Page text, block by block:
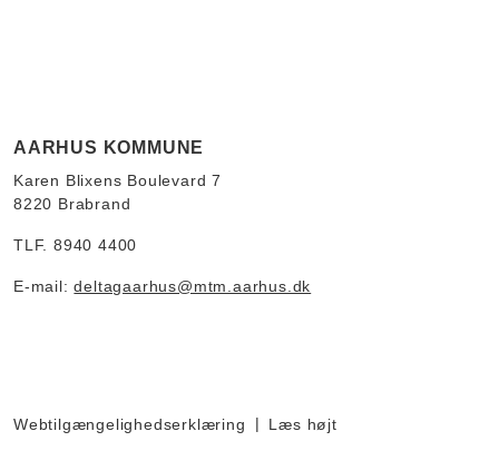
AARHUS KOMMUNE
Karen Blixens Boulevard 7
8220 Brabrand
TLF. 8940 4400
E-mail:deltagaarhus@mtm.aarhus.dk
Webtilgængelighedserklæring Læs højt